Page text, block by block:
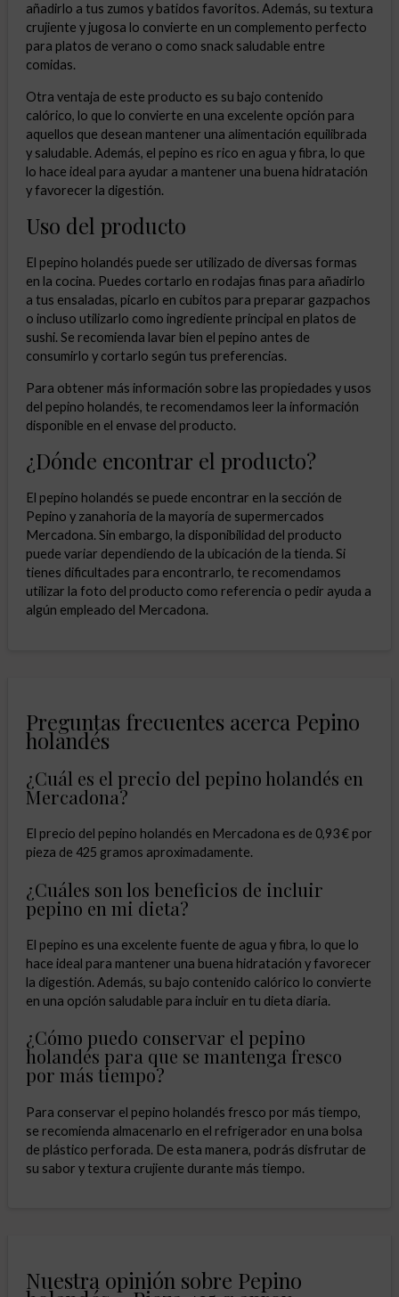
añadirlo a tus zumos y batidos favoritos. Además, su textura
crujiente y jugosa lo convierte en un complemento perfecto
para platos de verano o como snack saludable entre
comidas.
Otra ventaja de este producto es su bajo contenido
calórico, lo que lo convierte en una excelente opción para
aquellos que desean mantener una alimentación equilibrada
y saludable. Además, el pepino es rico en agua y fibra, lo que
lo hace ideal para ayudar a mantener una buena hidratación
y favorecer la digestión.
Uso del producto
El pepino holandés puede ser utilizado de diversas formas
en la cocina. Puedes cortarlo en rodajas finas para añadirlo
a tus ensaladas, picarlo en cubitos para preparar gazpachos
o incluso utilizarlo como ingrediente principal en platos de
sushi. Se recomienda lavar bien el pepino antes de
consumirlo y cortarlo según tus preferencias.
Para obtener más información sobre las propiedades y usos
del pepino holandés, te recomendamos leer la información
disponible en el envase del producto.
¿Dónde encontrar el producto?
El pepino holandés se puede encontrar en la sección de
Pepino y zanahoria de la mayoría de supermercados
Mercadona. Sin embargo, la disponibilidad del producto
puede variar dependiendo de la ubicación de la tienda. Si
tienes dificultades para encontrarlo, te recomendamos
utilizar la foto del producto como referencia o pedir ayuda a
algún empleado del Mercadona.
Preguntas frecuentes acerca Pepino
holandés
¿Cuál es el precio del pepino holandés en
Mercadona?
El precio del pepino holandés en Mercadona es de 0,93 € por
pieza de 425 gramos aproximadamente.
¿Cuáles son los beneficios de incluir
pepino en mi dieta?
El pepino es una excelente fuente de agua y fibra, lo que lo
hace ideal para mantener una buena hidratación y favorecer
la digestión. Además, su bajo contenido calórico lo convierte
en una opción saludable para incluir en tu dieta diaria.
¿Cómo puedo conservar el pepino
holandés para que se mantenga fresco
por más tiempo?
Para conservar el pepino holandés fresco por más tiempo,
se recomienda almacenarlo en el refrigerador en una bolsa
de plástico perforada. De esta manera, podrás disfrutar de
su sabor y textura crujiente durante más tiempo.
Nuestra opinión sobre Pepino